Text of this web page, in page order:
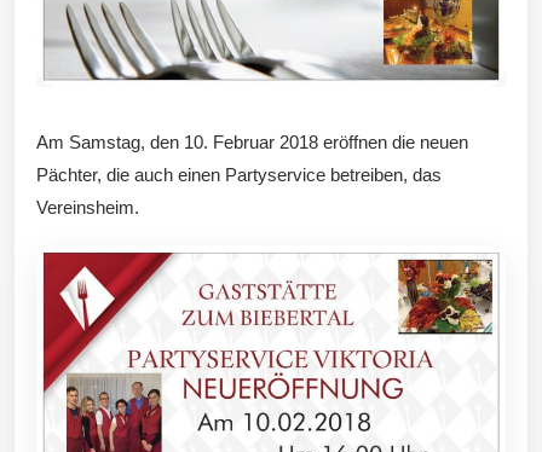
Am Samstag, den 10. Februar 2018 eröffnen die neuen
Pächter, die auch einen Partyservice betreiben, das
Vereinsheim.